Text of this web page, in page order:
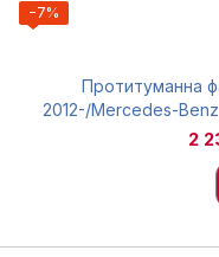
−7%
Протитуманна
2012-/Mercedes-
2